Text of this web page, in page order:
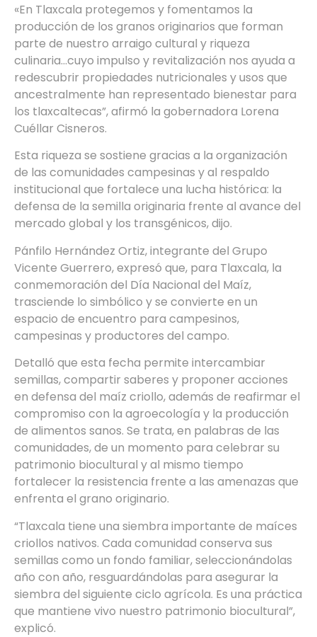
«En Tlaxcala protegemos y fomentamos la
producción de los granos originarios que forman
parte de nuestro arraigo cultural y riqueza
culinaria…cuyo impulso y revitalización nos ayuda a
redescubrir propiedades nutricionales y usos que
ancestralmente han representado bienestar para
los tlaxcaltecas”, afirmó la gobernadora Lorena
Cuéllar Cisneros.
Esta riqueza se sostiene gracias a la organización
de las comunidades campesinas y al respaldo
institucional que fortalece una lucha histórica: la
defensa de la semilla originaria frente al avance del
mercado global y los transgénicos, dijo.
Pánfilo Hernández Ortiz, integrante del Grupo
Vicente Guerrero, expresó que, para Tlaxcala, la
conmemoración del Día Nacional del Maíz,
trasciende lo simbólico y se convierte en un
espacio de encuentro para campesinos,
campesinas y productores del campo.
Detalló que esta fecha permite intercambiar
semillas, compartir saberes y proponer acciones
en defensa del maíz criollo, además de reafirmar el
compromiso con la agroecología y la producción
de alimentos sanos. Se trata, en palabras de las
comunidades, de un momento para celebrar su
patrimonio biocultural y al mismo tiempo
fortalecer la resistencia frente a las amenazas que
enfrenta el grano originario.
“Tlaxcala tiene una siembra importante de maíces
criollos nativos. Cada comunidad conserva sus
semillas como un fondo familiar, seleccionándolas
año con año, resguardándolas para asegurar la
siembra del siguiente ciclo agrícola. Es una práctica
que mantiene vivo nuestro patrimonio biocultural”,
explicó.